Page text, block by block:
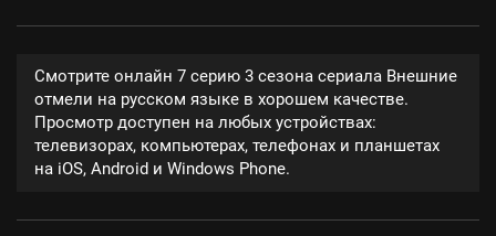
Смотрите онлайн 7 серию 3 сезона сериала Внешние
отмели на русском языке в хорошем качестве.
Просмотр доступен на любых устройствах:
телевизорах, компьютерах, телефонах и планшетах
на iOS, Android и Windows Phone.